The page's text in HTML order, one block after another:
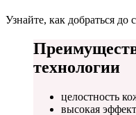
Узнайте, как добраться до
технологии
целостность
высокая